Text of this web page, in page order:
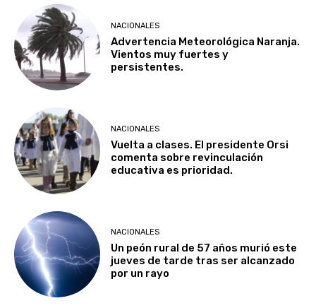
NACIONALES
Advertencia Meteorológica Naranja.
Vientos muy fuertes y
persistentes.
NACIONALES
Vuelta a clases. El presidente Orsi
comenta sobre revinculación
educativa es prioridad.
NACIONALES
Un peón rural de 57 años murió este
jueves de tarde tras ser alcanzado
por un rayo